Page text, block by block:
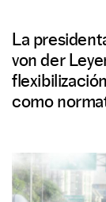
La
von der
como